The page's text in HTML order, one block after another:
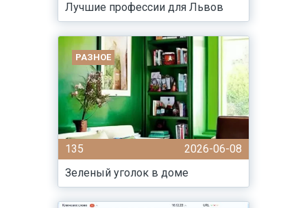
Лучшие профессии для Львов
РАЗНОЕ
135
2026-06-08
Зеленый уголок в доме